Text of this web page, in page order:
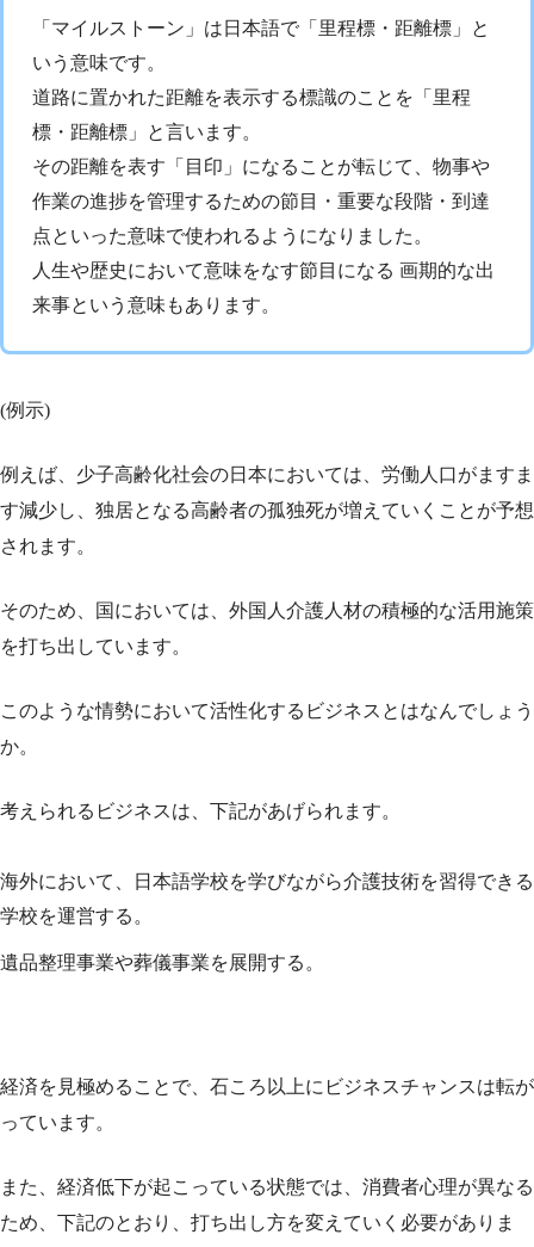
「マイルストーン」は日本語で「里程標・距離標」と
いう意味です。
道路に置かれた距離を表示する標識のことを「里程
標・距離標」と言います。
その距離を表す「目印」になることが転じて、物事や
作業の進捗を管理するための節目・重要な段階・到達
点といった意味で使われるようになりました。
人生や歴史において意味をなす節目になる 画期的な出
来事という意味もあります。
(例示)
例えば、少子高齢化社会の日本においては、労働人口がますま
す減少し、独居となる高齢者の孤独死が増えていくことが予想
されます。
そのため、国においては、外国人介護人材の積極的な活用施策
を打ち出しています。
このような情勢において活性化するビジネスとはなんでしょう
か。
考えられるビジネスは、下記があげられます。
海外において、日本語学校を学びながら介護技術を習得できる
学校を運営する。
遺品整理事業や葬儀事業を展開する。
経済を見極めることで、石ころ以上にビジネスチャンスは転が
っています。
また、経済低下が起こっている状態では、消費者心理が異なる
ため、下記のとおり、打ち出し方を変えていく必要がありま